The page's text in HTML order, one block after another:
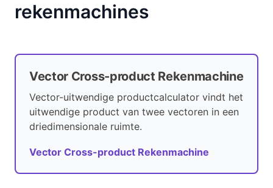
rekenmachines
Vector Cross-product Rekenmachine
Vector-uitwendige productcalculator vindt het
uitwendige product van twee vectoren in een
driedimensionale ruimte.
Vector Cross-product Rekenmachine